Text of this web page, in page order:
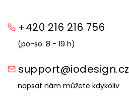
+420 216 216 756
(po-so: 8 - 19 h)
support@iodesign.cz
napsat nám můžete kdykoliv